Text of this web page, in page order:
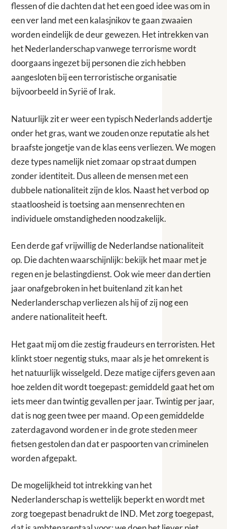
flessen of die dachten dat het een goed idee was om in
een ver land met een kalasjnikov te gaan zwaaien
worden eindelijk de deur gewezen. Het intrekken van
het Nederlanderschap vanwege terrorisme wordt
doorgaans ingezet bij personen die zich hebben
aangesloten bij een terroristische organisatie
bijvoorbeeld in Syrië of Irak.
Natuurlijk zit er weer een typisch Nederlands addertje
onder het gras, want we zouden onze reputatie als het
braafste jongetje van de klas eens verliezen. We mogen
deze types namelijk niet zomaar op straat dumpen
zonder identiteit. Dus alleen de mensen met een
dubbele nationaliteit zijn de klos. Naast het verbod op
staatloosheid is toetsing aan mensenrechten en
individuele omstandigheden noodzakelijk.
Een derde gaf vrijwillig de Nederlandse nationaliteit
op. Die dachten waarschijnlijk: bekijk het maar met je
regen en je belastingdienst. Ook wie meer dan dertien
jaar onafgebroken in het buitenland zit kan het
Nederlanderschap verliezen als hij of zij nog een
andere nationaliteit heeft.
Het gaat mij om die zestig fraudeurs en terroristen. Het
klinkt stoer negentig stuks, maar als je het omrekent is
het natuurlijk wisselgeld. Deze matige cijfers geven aan
hoe zelden dit wordt toegepast: gemiddeld gaat het om
iets meer dan twintig gevallen per jaar. Twintig per jaar,
dat is nog geen twee per maand. Op een gemiddelde
zaterdagavond worden er in de grote steden meer
fietsen gestolen dan dat er paspoorten van criminelen
worden afgepakt.
De mogelijkheid tot intrekking van het
Nederlanderschap is wettelijk beperkt en wordt met
zorg toegepast benadrukt de IND. Met zorg toegepast,